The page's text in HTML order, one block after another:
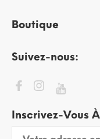
Boutique
Suivez-nous:
Inscrivez-Vous